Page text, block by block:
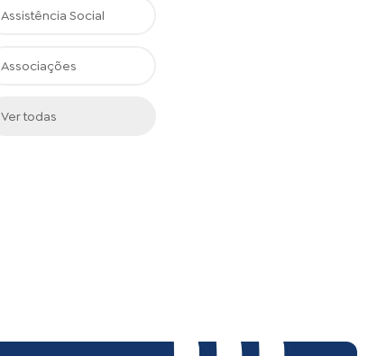
Assistência Social
Associações
Ver todas